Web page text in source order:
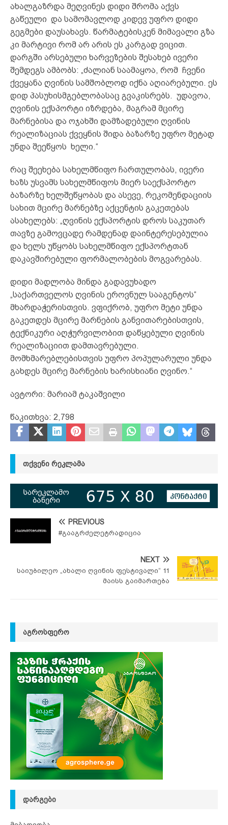
ახალგაზრდა მეღვინეს დიდი შრომა აქვს
გაწეული და სამომავლოდ კიდევ უფრო დიდი
გეგმები დაუსახავს. წარმატებისკენ მიმავალი გზა
კი მარტივი რომ არ არის ეს კარგად ვიცით.
დარგში არსებული ხარვეზების შესახებ ივერი
შემდეგს ამბობს: „ძალიან საამაყოა, რომ ჩვენი
ქვეყანა ღვინის სამშობლოდ იქნა აღიარებული. ეს
დიდ პასუხისმგებლობასაც გვაკისრებს. უდავოა,
ღვინის ექსპორტი იზრდება, მაგრამ მცირე
მარნებისა და ოჯახში დამზადებული ღვინის
რეალიზაციას ქვეყნის შიდა ბაზარზე უფრო მეტად
უნდა შეეწყოს ხელი.“
რაც შეეხება სახელმწიფო ჩართულობას, ივერი
ხაზს უსვამს სახელმწიფოს მიერ საექსპორტო
ბაზარზე ხელშეწყობას და ასევე, რეკომენდაციის
სახით მცირე მარნებზე აქცენტის გაკეთებას
ასახელებს: „ღვინის ექსპორტის დროს საკუთარ
თავზე გამოვცადე რამდენად დაინტერესებულია
და ხელს უწყობს სახელმწიფო ექსპორტთან
დაკავშირებული ფორმალობების მოგვარებას.
დიდი მადლობა მინდა გადავუხადო
„საქართველოს ღვინის ეროვნულ სააგენტოს“
მხარდაჭერისთვის. ვფიქრობ, უფრო მეტი უნდა
გაკეთდეს მცირე მარნების განვითარებისთვის,
ტექნიკური აღჭურვილობით დაწყებული ღვინის
რეალიზაციით დამთავრებული.
მომხმარებლებისთვის უფრო პოპულარული უნდა
გახდეს მცირე მარნების ხარისხიანი ღვინო.“
ავტორი: მარიამ ტაკაშვილი
წაკითხვა: 2,798
ᲗᲥᲕᲔᲜᲘ ᲠᲔᲙᲚᲐᲛᲐ
PREVIOUS
#გააგრძელეტრადიცია
NEXT
საიუბილეო „ახალი ღვინის ფესტივალი“ 11
მაისს გაიმართება
ᲐᲒᲠᲝᲡᲤᲔᲠᲝ
ᲓᲐᲠᲒᲔᲑᲘ